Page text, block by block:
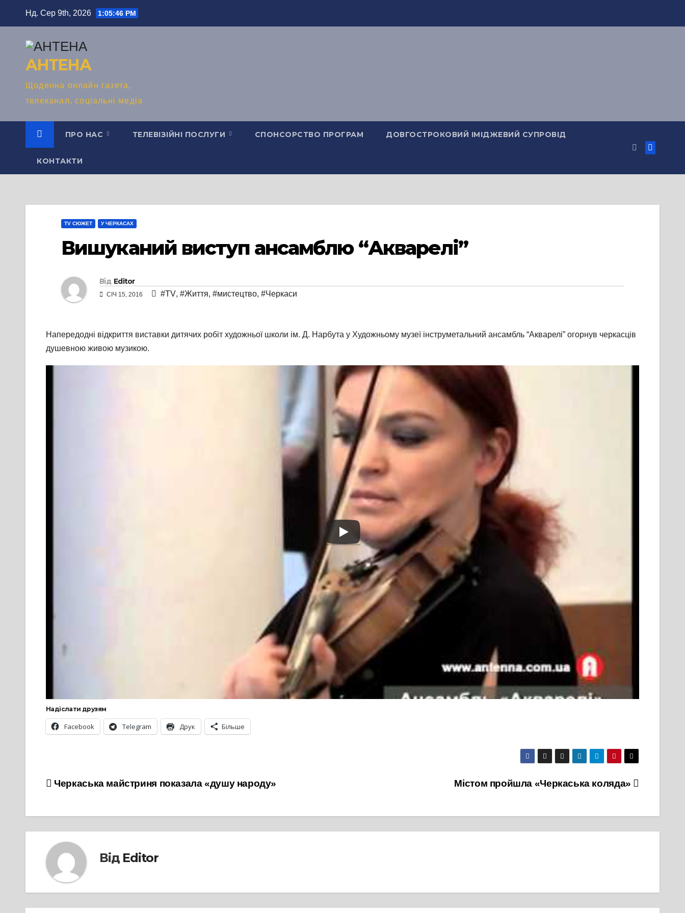
Нд. Сер 9th, 2026 1:05:47 PM
АНТЕНА
Щоденна онлайн газета,
телеканал, соціальні медіа
ПРО НАС ТЕЛЕВІЗІЙНІ ПОСЛУГИ СПОНСОРСТВО ПРОГРАМ ДОВГОСТРОКОВИЙ ІМІДЖЕВИЙ СУПРОВІД
КОНТАКТИ
TV СЮЖЕТ У ЧЕРКАСАХ
Вишуканий виступ ансамблю “Акварелі”
Від Editor
СІЧ 15, 2016 #TV, #Життя, #мистецтво, #Черкаси
Напередодні відкриття виставки дитячих робіт художньої школи ім. Д. Нарбута у Художньому музеї інструметальний ансамбль “Акварелі” огорнув черкасців
душевною живою музикою.
Надіслати друзям
Facebook Telegram Друк Більше
Навігація
Містом пройшла «Черкаська коляда»
Черкаська майстриня показала «душу народу»
Від Editor